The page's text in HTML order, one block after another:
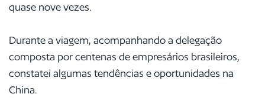
quase nove vezes.
Durante a viagem, acompanhando a delegação
composta por centenas de empresários brasileiros,
constatei algumas tendências e oportunidades na
China.